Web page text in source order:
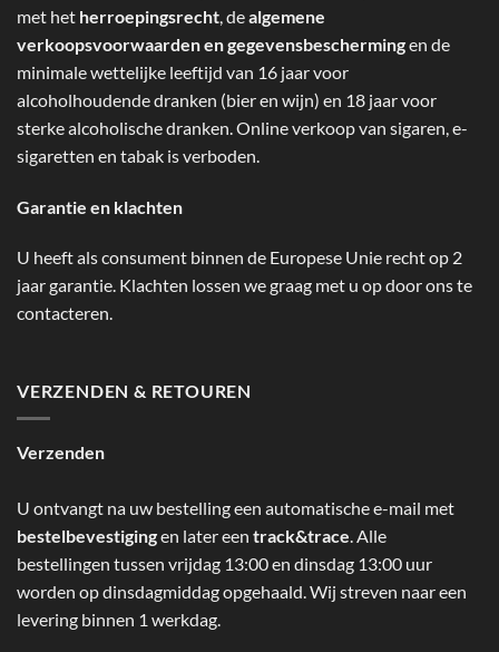
met het herroepingsrecht, dealgemene
verkoopsvoorwaarden en gegevensbeschermingen de
minimale wettelijke leeftijd van 16 jaar voor
alcoholhoudende dranken (bier en wijn) en 18 jaar voor
sterke alcoholische dranken. Online verkoop van sigaren, e-
sigaretten en tabak is verboden.
Garantie en klachten
U heeft als consument binnen de Europese Unie recht op 2
jaar garantie. Klachten lossen we graag met u op door ons te
contacteren.
VERZENDEN & RETOUREN
Verzenden
U ontvangt na uw bestelling een automatische e-mail met
bestelbevestigingen later een track&trace . Alle
bestellingen tussen vrijdag 13:00 en dinsdag 13:00 uur
worden op dinsdagmiddag opgehaald. Wij streven naar een
levering binnen 1 werkdag.